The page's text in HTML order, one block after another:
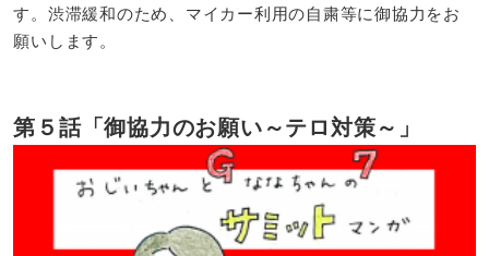
す。渋滞緩和のため、マイカー利用の自粛等に御協力をお
願いします。
第５話「御協力のお願い～テロ対策～​」